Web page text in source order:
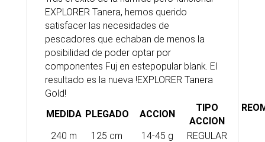
EXPLORER Tanera, hemos querido
satisfacer las necesidades de
pescadores que echaban de menos la
posibilidad de poder optar por
componentes Fuj en estepopular blank. El
resultado es la nueva !EXPLORER Tanera
Gold!
MEDIDA PLEGADO ACCION
TIPO
ACCION
240 m 125 cm 14-45 g
REGULAR